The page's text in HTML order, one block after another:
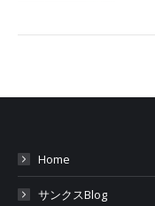
Home
サンクスBlog